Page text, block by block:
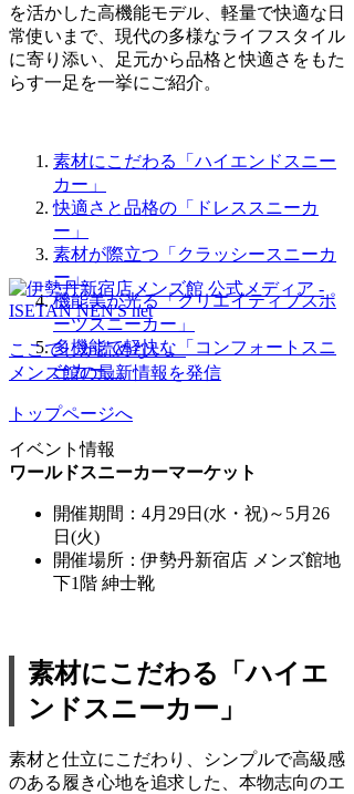
を活かした高機能モデル、軽量で快適な日
常使いまで、現代の多様なライフスタイル
に寄り添い、足元から品格と快適さをもた
らす一足を一挙にご紹介。
素材にこだわる「ハイエンドスニー
カー」
快適さと品格の「ドレススニーカ
ー」
素材が際立つ「クラッシースニーカ
ー」
機能美が光る「クリエイティブスポ
ーツスニーカー」
多機能で軽快な「コンフォートスニ
ーカー」
イベント情報
ワールドスニーカーマーケット
開催期間：4月29日(水・祝)～5月26
日(火)
開催場所：伊勢丹新宿店 メンズ館地
下1階 紳士靴
素材にこだわる「ハイエ
ンドスニーカー」
素材と仕立にこだわり、シンプルで高級感
のある履き心地を追求した、本物志向のエ
ここでしか読めない、
メンズ館の最新情報を発信
トップページへ